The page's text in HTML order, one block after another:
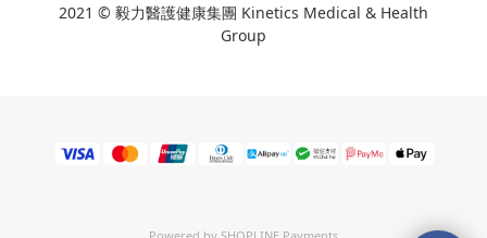
2021 © 毅力醫護健康集團 Kinetics Medical & Health
Group